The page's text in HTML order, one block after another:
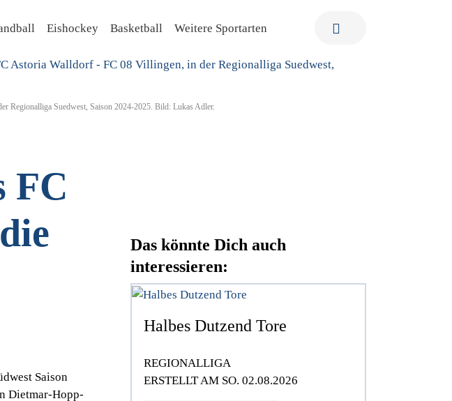
Eishockey Basketball Weitere Sportarten
Regionalliga Suedwest, Saison 2024-2025. Bild: Lukas Adler.
FC
Saison
Dietmar-Hopp-
Das könnte Dich auch
interessieren:
Halbes Dutzend Tore
REGIONALLIGA
ERSTELLT AM SO. 02.08.2026